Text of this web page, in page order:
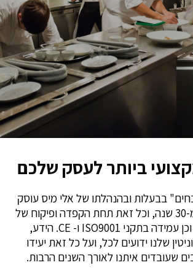
ביותר לעסק שלכם
בבעלות ובהנהלתו של אלי מיס עוסק
בתחום למעלה מ-30 שנה, וכל זאת תחת הקפדה ופיקוח של
מכון התקנים וכן עמידה בתקני ISO9001 ו- CE. הידע,
שלנו ידועים לכל, ועל כל זאת יעידו
שעובדים איתנו לאורך השנים הרבות.